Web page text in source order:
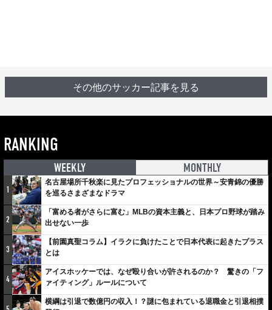
その他のサッカー記事を見る
RANKING
WEEKLY MONTHLY
1
名古屋場所千秋楽に見たプロフェッショナルの世界～安青錦の優勝
を巡るさまざまなドラマ
2
「富める者がさらに富む」MLBの資本主義と、日本プロ野球が踏み
出せない一歩
3
【前園真聖コラム】イラクに負けたことで日本代表に起きたプラス
とは
4
アイスホッケーでは、なぜ殴り合いが許されるのか？ 驚きの「フ
ァイティング」ルールについて
横綱は引退で数億円の収入！？謎に包まれている退職金と引退相撲